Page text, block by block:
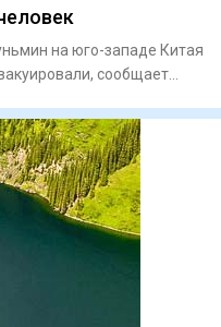
на юго-западе Китая
сообщает